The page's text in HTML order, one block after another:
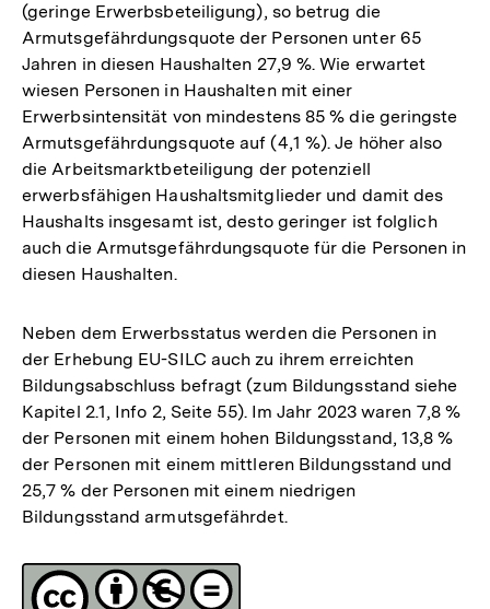
(geringe Erwerbsbeteiligung), so betrug die
Armutsgefährdungsquote der Personen unter 65
Jahren in diesen Haushalten 27,9 %. Wie erwartet
wiesen Personen in Haushalten mit einer
Erwerbsintensität von mindestens 85 % die geringste
Armutsgefährdungsquote auf (4,1 %). Je höher also
die Arbeitsmarktbeteiligung der potenziell
erwerbsfähigen Haushaltsmitglieder und damit des
Haushalts insgesamt ist, desto geringer ist folglich
auch die Armutsgefährdungsquote für die Personen in
diesen Haushalten.
Neben dem Erwerbsstatus werden die Personen in
der Erhebung EU-SILC auch zu ihrem erreichten
Bildungsabschluss befragt (zum Bildungsstand siehe
Kapitel 2.1, Info 2, Seite 55). Im Jahr 2023 waren 7,8 %
der Personen mit einem hohen Bildungsstand, 13,8 %
der Personen mit einem mittleren Bildungsstand und
25,7 % der Personen mit einem niedrigen
Bildungsstand armutsgefährdet.
Fussnoten
Lizenz